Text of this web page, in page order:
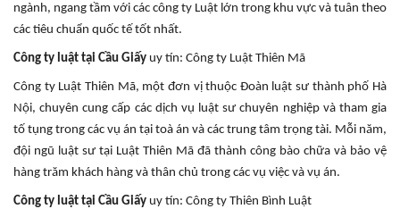
ngành, ngang tầm với các công ty Luật lớn trong khu vực và tuân theo
các tiêu chuẩn quốc tế tốt nhất.
Công ty luật tại Cầu Giấy uy tín: Công ty Luật Thiên Mã
Công ty Luật Thiên Mã, một đơn vị thuộc Đoàn luật sư thành phố Hà
Nội, chuyên cung cấp các dịch vụ luật sư chuyên nghiệp và tham gia
tố tụng trong các vụ án tại toà án và các trung tâm trọng tài. Mỗi năm,
đội ngũ luật sư tại Luật Thiên Mã đã thành công bào chữa và bảo vệ
hàng trăm khách hàng và thân chủ trong các vụ việc và vụ án.
Công ty luật tại Cầu Giấy uy tín: Công ty Thiên Bình Luật